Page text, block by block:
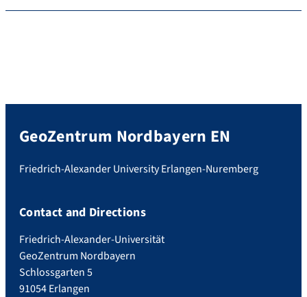
GeoZentrum Nordbayern EN
Friedrich-Alexander University Erlangen-Nuremberg
Contact and Directions
Friedrich-Alexander-Universität
GeoZentrum Nordbayern
Schlossgarten 5
91054 Erlangen